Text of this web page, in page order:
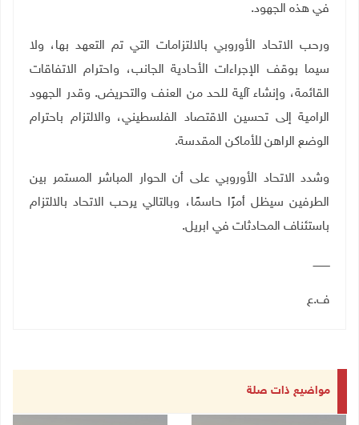
في هذه الجهود.
ورحب الاتحاد الأوروبي بالالتزامات التي تم التعهد بها، ولا
سيما بوقف الإجراءات الأحادية الجانب، واحترام الاتفاقات
القائمة، وإنشاء آلية للحد من العنف والتحريض. وقدر الجهود
الرامية إلى تحسين الاقتصاد الفلسطيني، والالتزام باحترام
الوضع الراهن للأماكن المقدسة.
وشدد الاتحاد الأوروبي على أن الحوار المباشر المستمر بين
الطرفين سيظل أمرًا حاسمًا، وبالتالي يرحب الاتحاد بالالتزام
باستئناف المحادثات في ابريل.
ــــــــــ
ف.ع
مواضيع ذات صلة